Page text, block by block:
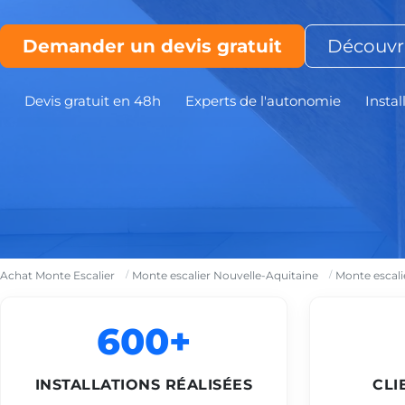
Demander un devis gratuit
Devis gratuit en 48h Experts de l'autonomie
Achat Monte Escalier Monte escalier Nouvelle-Aquitaine Monte
600+
INSTALLATIONS RÉALISÉES